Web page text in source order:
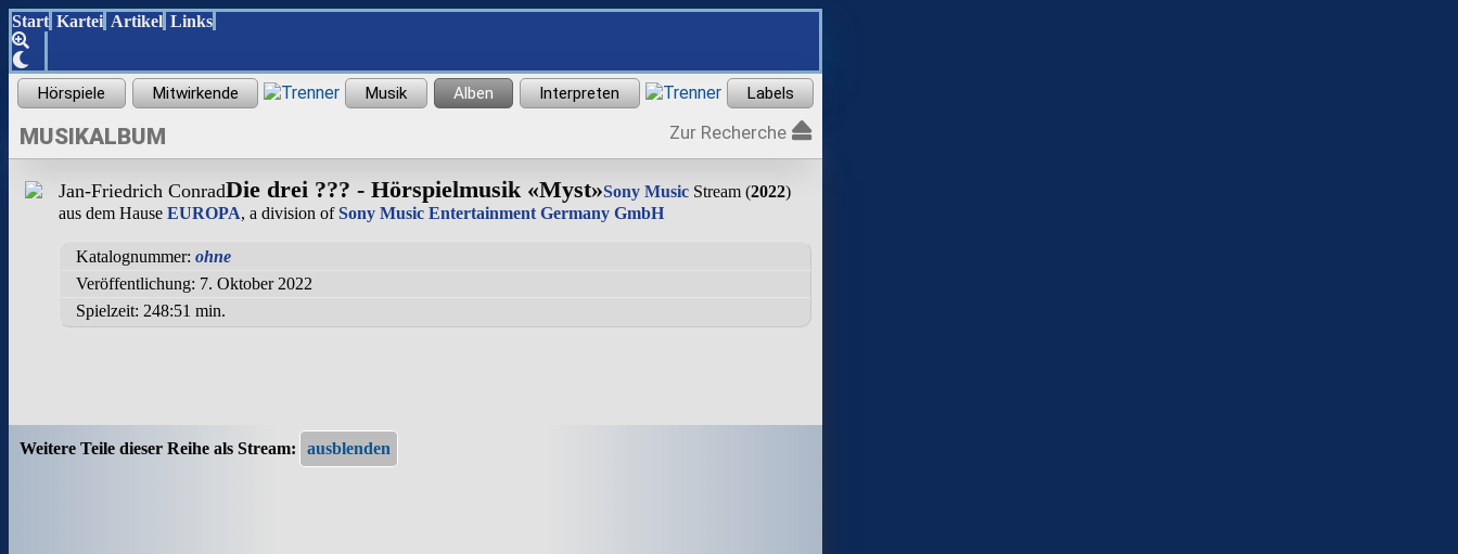
Start Kartei Artikel Links
MUSIKALBUM Zur Recherche
Jan-Friedrich ConradDie drei ??? - Hörspielmusik «Myst»Sony Music Stream (2022)
aus dem Hause EUROPA, a division ofSony Music Entertainment Germany GmbH
Katalognummer: ohne
Veröffentlichung: 7. Oktober 2022
Spielzeit: 248:51 min.
Weitere Teile dieser Reihe als Stream: